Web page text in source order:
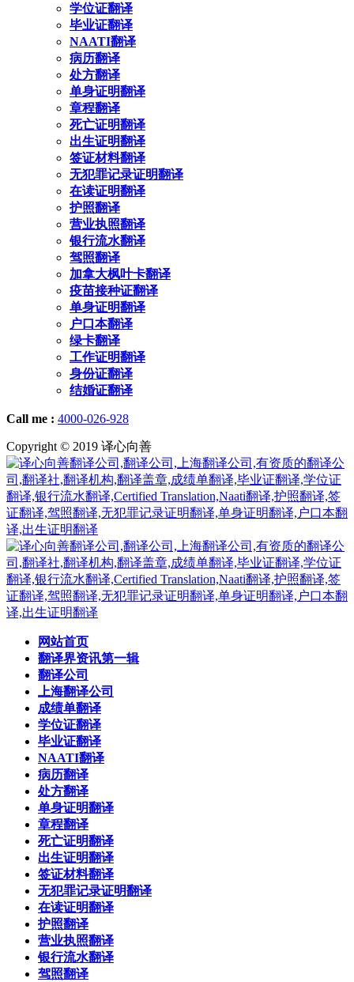
学位证翻译
毕业证翻译
NAATI翻译
病历翻译
处方翻译
单身证明翻译
章程翻译
死亡证明翻译
出生证明翻译
签证材料翻译
无犯罪记录证明翻译
在读证明翻译
护照翻译
营业执照翻译
银行流水翻译
驾照翻译
加拿大枫叶卡翻译
疫苗接种证翻译
单身证明翻译
户口本翻译
绿卡翻译
工作证明翻译
身份证翻译
结婚证翻译
Call me : 4000-026-928
Copyright © 2019 译心向善
网站首页
翻译界资讯第一辑
翻译公司
上海翻译公司
成绩单翻译
学位证翻译
毕业证翻译
NAATI翻译
病历翻译
处方翻译
单身证明翻译
章程翻译
死亡证明翻译
出生证明翻译
签证材料翻译
无犯罪记录证明翻译
在读证明翻译
护照翻译
营业执照翻译
银行流水翻译
驾照翻译